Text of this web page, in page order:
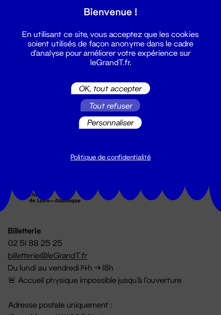
Suivez toutes les actualités du
Billetterie
02 51 88 25 25
billetterie@leGrandT.fr
Du lundi au vendredi 14h → 18h
🚨 Accueil physique impossible jusqu'à l'ouverture
Adresse postale uniquement :
Bienvenue !
En utilisant ce site, vous acceptez que les cookies
soient utilisés de façon anonyme dans le cadre
d'analyse pour améliorer votre expérience sur
leGrandT.fr.
OK, tout accepter
Tout refuser
Personnaliser
Politique de confidentialité